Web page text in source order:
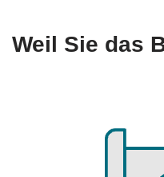
Weil Sie das